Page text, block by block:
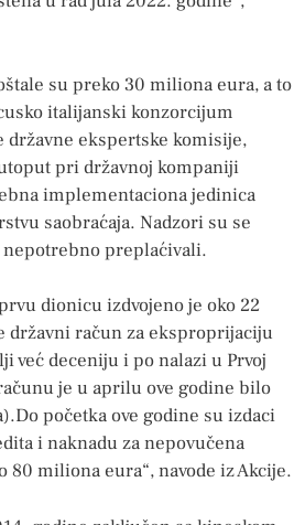
su preko 30 miliona eura, a to
italijanski konzorcijum
državne ekspertske komisije,
pri državnoj kompaniji
implementaciona jedinica
saobraćaja. Nadzori su se
preplaćivali.
dionicu izdvojeno je oko 22
državni račun za eksproprijaciju
već deceniju i po nalazi u Prvoj
je u aprilu ove godine bilo
početka ove godine su izdaci
i naknadu za nepovučena
80 miliona eura“, navode iz Akcije.